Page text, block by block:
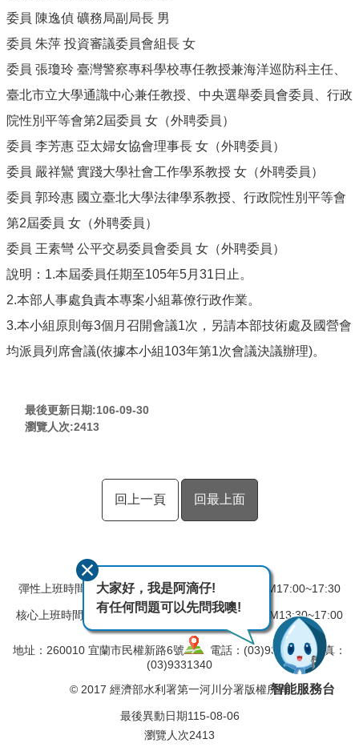
委員 陳逸偵 礦務局副局長 男
委員 朱萍 投資審議委員會組長 女
委員 張瓊玲 臺灣警察專科學校專任教授兼海洋巡防科主任、
臺北市立大學通識中心兼任教授、中央選舉委員會委員、行政
院性別平等會第2屆委員 女（外聘委員）
委員 李芳惠 亞太婦女協會理事長 女（外聘委員）
委員 嚴祥鸞 實踐大學社會工作學系教授 女（外聘委員）
委員 郭玲惠 國立臺北大學法律學系教授、行政院性別平等會
第2屆委員 女（外聘委員）
委員 王素彎 公平交易委員會委員 女（外聘委員）
說明：1.本屆委員任期至105年5月31日止。
2.本部人事處負責本專案小組幕僚行政作業。
3.本小組原則每3個月召開會議1次，另請本部技術處及國營會
均派員列席會議(依據本小組103年第1次會議決議辦理)。
最後更新日期:106-09-30
瀏覽人次:2413
回上一頁 回最上面
彈性上班時間：AM08:00~08:30 彈性下班時間：PM17:00~17:30
核心上班時間：星期一 ~ 星期五 AM08:30~12:30 PM13:30~17:00
地址：260010 宜蘭市民權新路6號
電話：(03)9324031 傳真：
(03)9331340
© 2017 經濟部水利署第一河川分署版權所有
最後異動日期115-08-06
瀏覽人次2413
大家好，我是阿滴仔!
有任何問題可以先問我噢!
智能服務台